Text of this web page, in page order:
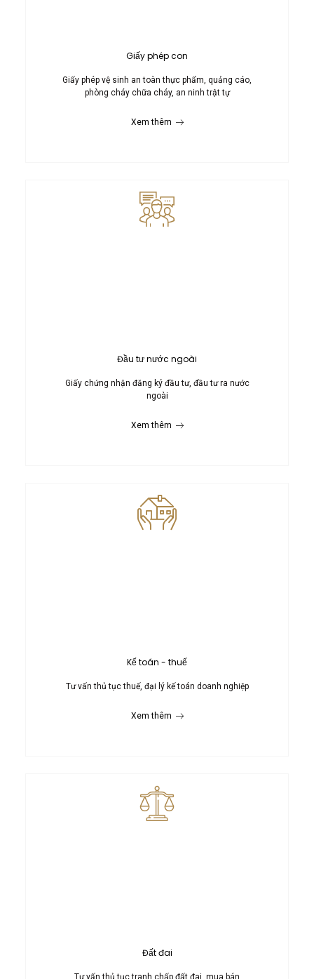
Giấy phép con
Giấy phép vệ sinh an toàn thực phẩm, quảng cáo,
phòng cháy chữa cháy, an ninh trật tự
Xem thêm
Đầu tư nước ngoài
Giấy chứng nhận đăng ký đầu tư, đầu tư ra nước
ngoài
Xem thêm
Kế toán - thuế
Tư vấn thủ tục thuế, đại lý kế toán doanh nghiệp
Xem thêm
Đất đai
Tư vấn thủ tục tranh chấp đất đai, mua bán